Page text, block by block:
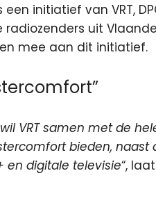
een initiatief van VRT,
uit
mee aan dit initiatief.
VRT samen met de
bieden,
en digitale televisie“,